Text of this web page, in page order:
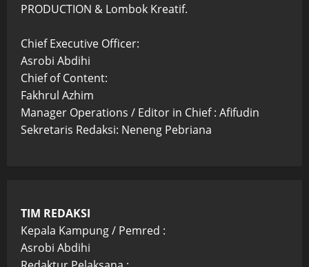
PRODUCTION & Lombok Kreatif.
Chief Executive Officer:
Asrobi Abdihi
Chief of Content:
Fakhrul Azhim
Manager Operations / Editor in Chief : Afifudin
Sekretaris Redaksi: Neneng Pebriana
TIM REDAKSI
Kepala Kampung / Pemred :
Asrobi Abdihi